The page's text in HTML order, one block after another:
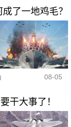
了一地鸡毛？
08-05
干大事了！